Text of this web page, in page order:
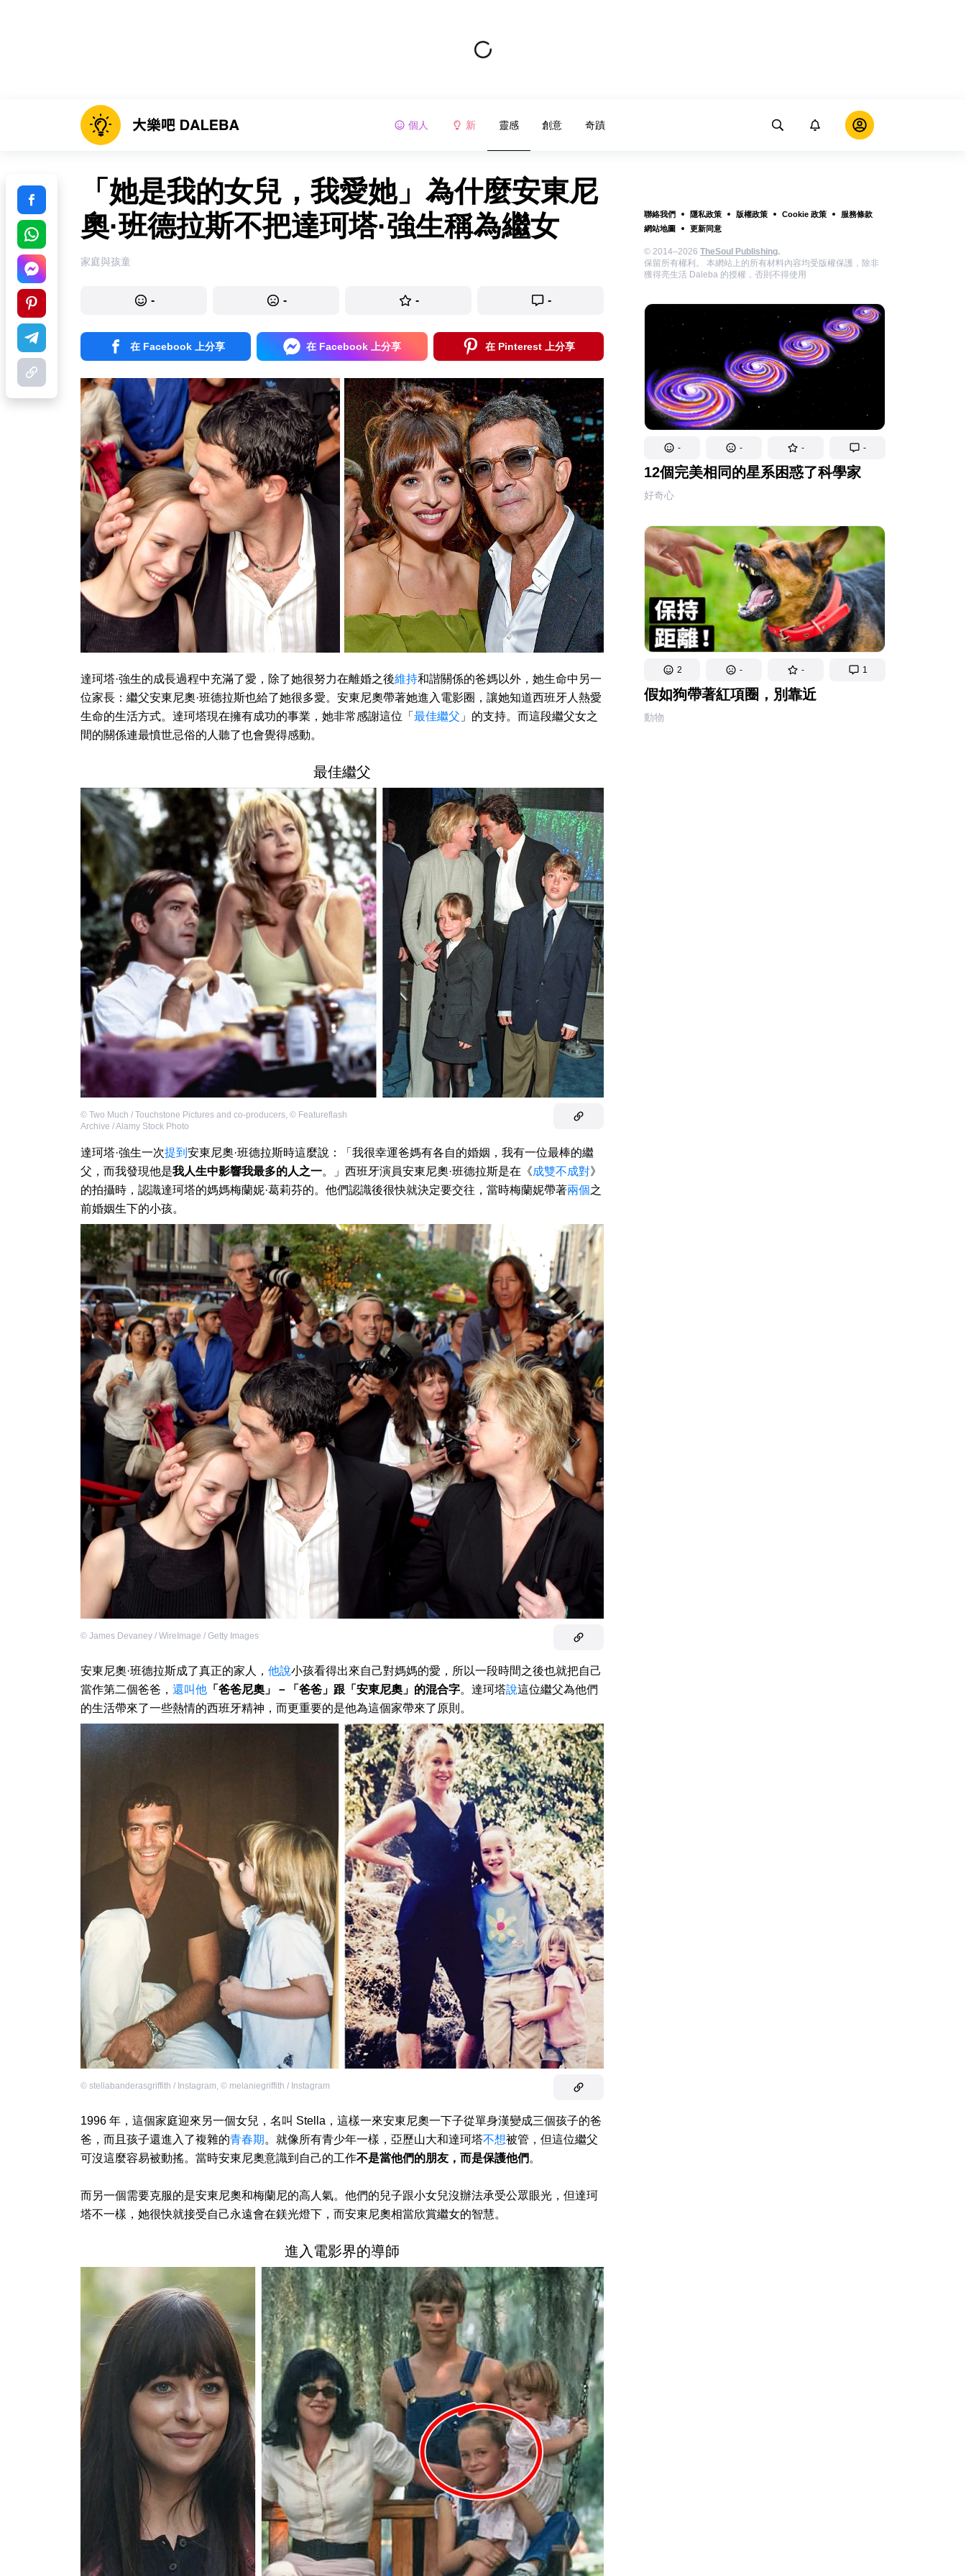
個人 新 靈感 創意 奇蹟
聯絡我們 隱私政策 版權政策 Cookie 政策
服務條款
網站地圖
更新同意
© 2014–2026 TheSoul Publishing.
保留所有權利。 本網站上的所有材料內容均受版權保護，除非
獲得亮生活 Daleba 的授權，否則不得使用
- - - -
12個完美相同的星系困惑了科學家
好奇心
2 - - 1
假如狗帶著紅項圈，別靠近
動物
「她是我的女兒，我愛她」為什麼安東尼
奧·班德拉斯不把達珂塔·強生稱為繼女
家庭與孩童
- - - -
在 Facebook 上分享 在 Facebook 上分享 在 Pinterest 上分享
達珂塔·強生的成長過程中充滿了愛，除了她很努力在離婚之後維持和諧關係的爸媽以外，她生命中另一
位家長：繼父安東尼奧·班德拉斯也給了她很多愛。安東尼奧帶著她進入電影圈，讓她知道西班牙人熱愛
生命的生活方式。達珂塔現在擁有成功的事業，她非常感謝這位「 最佳繼父 」的支持。而這段繼父女之
間的關係連最憤世忌俗的人聽了也會覺得感動。
最佳繼父
© Two Much / Touchstone Pictures and co-producers, © Featureflash
Archive / Alamy Stock Photo
達珂塔·強生一次提到 安東尼奧·班德拉斯時這麼說：「我很幸運爸媽有各自的婚姻，我有一位最棒的繼
父，而我發現他是我人生中影響我最多的人之一。」西班牙演員安東尼奧·班德拉斯是在《成雙不成對》
的拍攝時，認識達珂塔的媽媽梅蘭妮·葛莉芬的。他們認識後很快就決定要交往，當時梅蘭妮帶著兩個之
前婚姻生下的小孩。
© James Devaney / WireImage / Getty Images
安東尼奧·班德拉斯成了真正的家人， 他說小孩看得出來自己對媽媽的愛，所以一段時間之後也就把自己
當作第二個爸爸， 還叫他 「爸爸尼奧」－「爸爸」跟「安東尼奧」的混合字。達珂塔說這位繼父為他們
的生活帶來了一些熱情的西班牙精神，而更重要的是他為這個家帶來了原則。
© stellabanderasgriffith / Instagram, © melaniegriffith / Instagram
1996 年，這個家庭迎來另一個女兒，名叫 Stella，這樣一來安東尼奧一下子從單身漢變成三個孩子的爸
爸，而且孩子還進入了複雜的青春期 。就像所有青少年一樣，亞歷山大和達珂塔不想被管，但這位繼父
可沒這麼容易被動搖。當時安東尼奧意識到自己的工作不是當他們的朋友，而是保護他們 。
而另一個需要克服的是安東尼奧和梅蘭尼的高人氣。他們的兒子跟小女兒沒辦法承受公眾眼光，但達珂
塔不一樣，她很快就接受自己永遠會在鎂光燈下，而安東尼奧相當欣賞繼女的智慧。
進入電影界的導師